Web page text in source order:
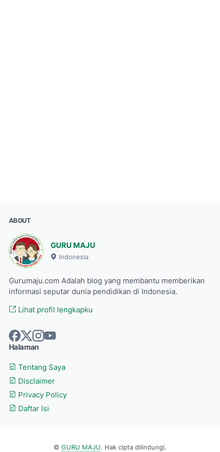
ABOUT
GURU MAJU
Indonesia
Gurumaju.com Adalah blog yang membantu memberikan
informasi seputar dunia pendidikan di Indonesia.
Lihat profil lengkapku
Halaman
Tentang Saya
Disclaimer
Privacy Policy
Daftar Isi
© GURU MAJU. Hak cipta dilindungi.